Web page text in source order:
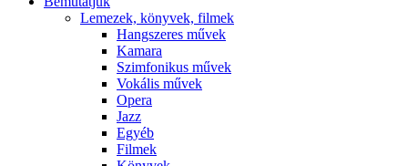
Lemezek, könyvek, filmek
Hangszeres művek
Kamara
Szimfonikus művek
Vokális művek
Opera
Jazz
Egyéb
Filmek